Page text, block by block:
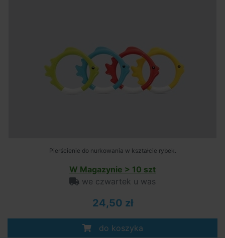
Pierścienie do nurkowania w kształcie rybek.
W Magazynie > 10 szt
we czwartek u was
24,50 zł
do koszyka